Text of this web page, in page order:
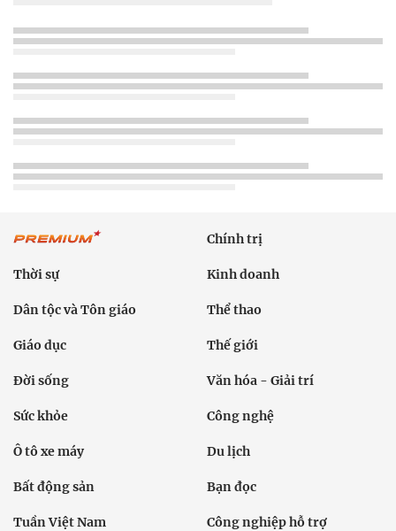
Chính trị
Thời sự Kinh doanh
Dân tộc và Tôn giáo Thể thao
Giáo dục Thế giới
Đời sống Văn hóa - Giải trí
Sức khỏe Công nghệ
Ô tô xe máy Du lịch
Bất động sản Bạn đọc
Tuần Việt Nam Công nghiệp hỗ trợ